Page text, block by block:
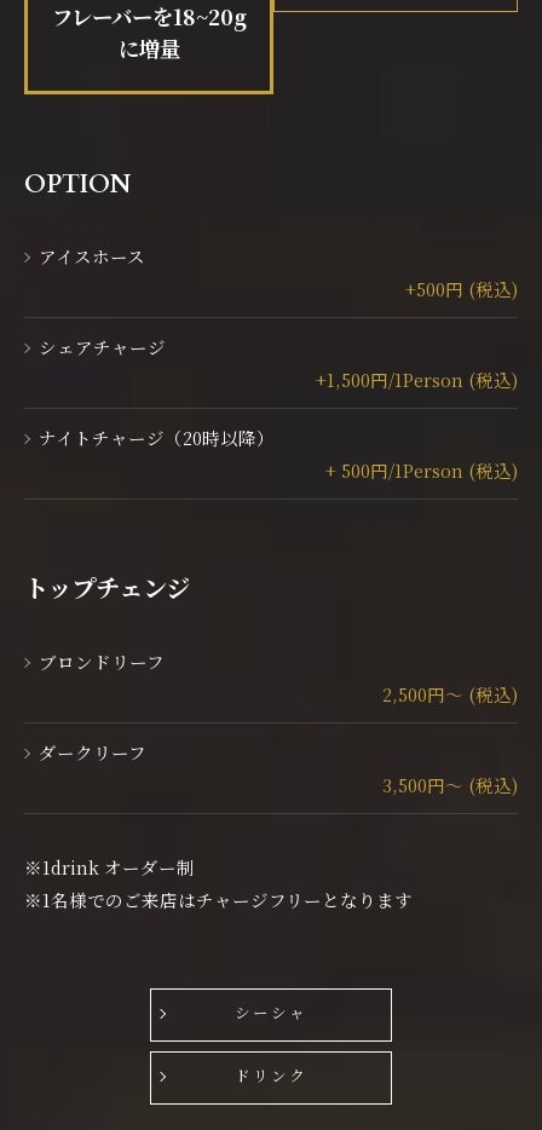
フレーバーを18~20g
に増量
OPTION
アイスホース
+500円 (税込)
シェアチャージ
+1,500円/1Person (税込)
ナイトチャージ（20時以降）
+ 500円/1Person (税込)
トップチェンジ
ブロンドリーフ
2,500円～ (税込)
ダークリーフ
3,500円～ (税込)
※1drink オーダー制
※1名様でのご来店はチャージフリーとなります
シーシャ
ドリンク